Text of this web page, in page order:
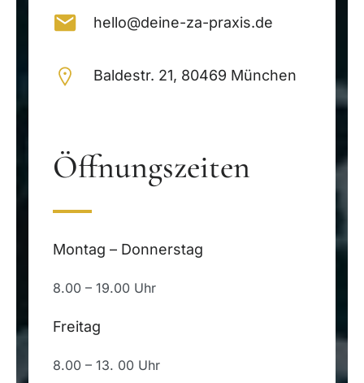
hello@deine-za-praxis.de
Baldestr. 21, 80469 München
Öffnungszeiten
Montag – Donnerstag
8.00 – 19.00 Uhr
Freitag
8.00 – 13. 00 Uhr